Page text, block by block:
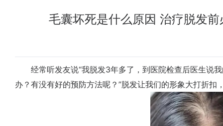
毛囊坏死是什么原因 治疗脱发
经常听发友说“我脱发3年多了，到医院检查后医生说
办？有没有好的预防方法呢？”脱发让我们的形象大打折扣